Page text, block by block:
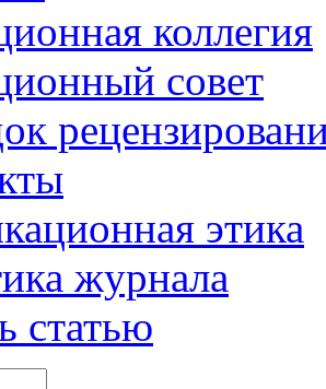
коллегия
совет
этика
журнала
статью